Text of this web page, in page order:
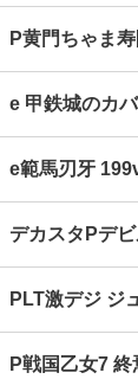
P黄門ちゃま
e 甲鉄城のカ
e範馬刃牙
デカスタPデ
PLT激デジ ジ
P戦国乙女7